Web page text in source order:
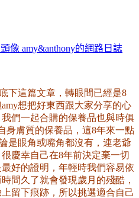
amy&anthony的網路日誌
下這篇文章，轉眼間已經是8
想把好東西跟大家分享的心
們一起合購的保養品也與時俱
身膚質的保養品，這8年來一點
是眼角或嘴角都沒有，連老爺
慶幸自己在8年前決定棄一切
好的證明，年輕時我們容易依
間久了就會發現歲月的殘酷，
留下痕跡，所以挑選適合自己